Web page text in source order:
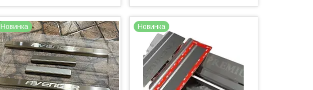
Новинка Новинка